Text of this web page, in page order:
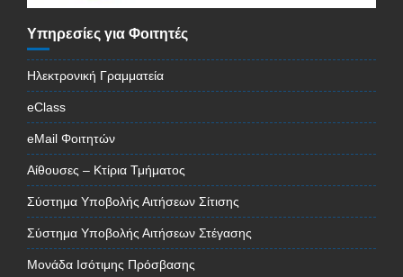
Υπηρεσίες για Φοιτητές
Ηλεκτρονική Γραμματεία
eClass
eMail Φοιτητών
Αίθουσες – Κτίρια Τμήματος
Σύστημα Υποβολής Αιτήσεων Σίτισης
Σύστημα Υποβολής Αιτήσεων Στέγασης
Μονάδα Ισότιμης Πρόσβασης